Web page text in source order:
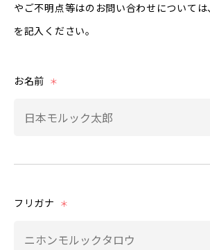
やご不明点等はのお問い合わせについて
を記入ください。
お名前 ＊
フリガナ ＊